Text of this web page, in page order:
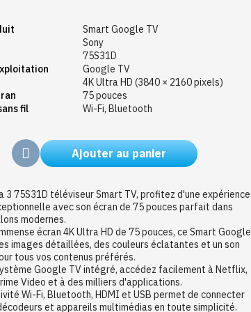
Smart Google TV
Sony
75S31D
Google TV
4K Ultra HD (3840 × 2160 pixels)
75 pouces
fil
Wi-Fi, Bluetooth
Ajouter au panier
3 75S31D téléviseur Smart TV, profitez d'une expérience
avec son écran de 75 pouces parfait dans
modernes.
écran 4K Ultra HD de 75 pouces, ce Smart Google
images détaillées, des couleurs éclatantes et un son
tous vos contenus préférés.
Google TV intégré, accédez facilement à Netflix,
Video et à des milliers d'applications.
Wi-Fi, Bluetooth, HDMI et USB permet de connecter
et appareils multimédias en toute simplicité.